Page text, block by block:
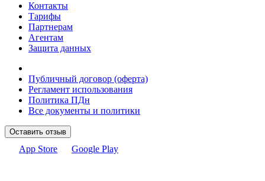
Контакты
Тарифы
Партнерам
Агентам
Защита данных
Публичный договор (оферта)
Регламент использования
Политика ПДн
Все документы и политики
Оставить отзыв
App Store Google Play